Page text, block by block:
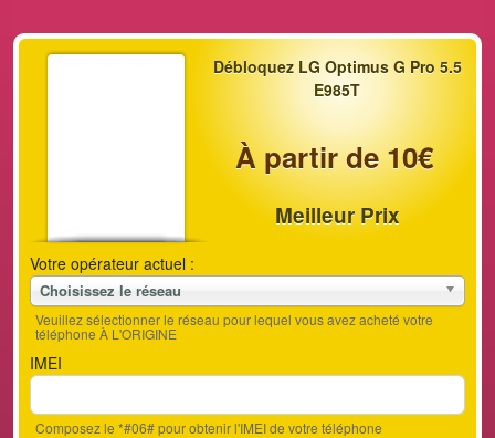
Débloquez LG Optimus G Pro 5.5
E985T
À partir de 10€
Meilleur Prix
Votre opérateur actuel :
Choisissez le réseau
Veuillez sélectionner le réseau pour lequel vous avez acheté votre
téléphone À L'ORIGINE
IMEI
Composez le *#06# pour obtenir l'IMEI de votre téléphone